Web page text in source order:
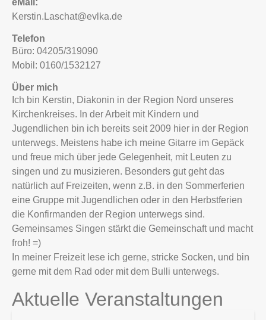
Kerstin.Laschat@evlka.de
Telefon
Büro: 04205/319090
Mobil: 0160/1532127
Über mich
Ich bin Kerstin, Diakonin in der Region Nord unseres
Kirchenkreises. In der Arbeit mit Kindern und
Jugendlichen bin ich bereits seit 2009 hier in der Region
unterwegs. Meistens habe ich meine Gitarre im Gepäck
und freue mich über jede Gelegenheit, mit Leuten zu
singen und zu musizieren. Besonders gut geht das
natürlich auf Freizeiten, wenn z.B. in den Sommerferien
eine Gruppe mit Jugendlichen oder in den Herbstferien
die Konfirmanden der Region unterwegs sind.
Gemeinsames Singen stärkt die Gemeinschaft und macht
froh! =)
In meiner Freizeit lese ich gerne, stricke Socken, und bin
gerne mit dem Rad oder mit dem Bulli unterwegs.